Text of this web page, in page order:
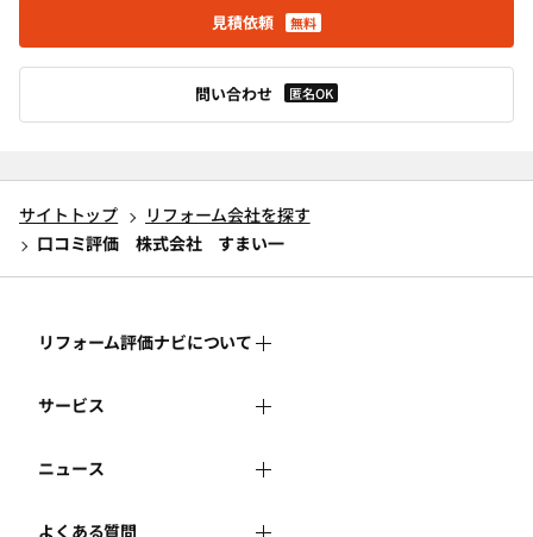
見積依頼 無料
問い合わせ 匿名OK
サイトトップ
リフォーム会社を探す
口コミ評価 株式会社 すまい一
リフォーム評価ナビについて
リフォーム評価ナビとは
運営体制
サービス
リフォーム会社を探す
ニュース
よくある質問